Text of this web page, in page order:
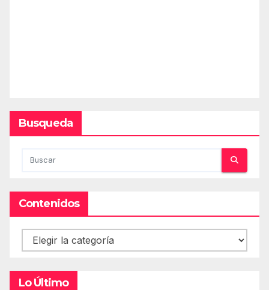
Busqueda
Contenidos
Contenidos
Lo Último